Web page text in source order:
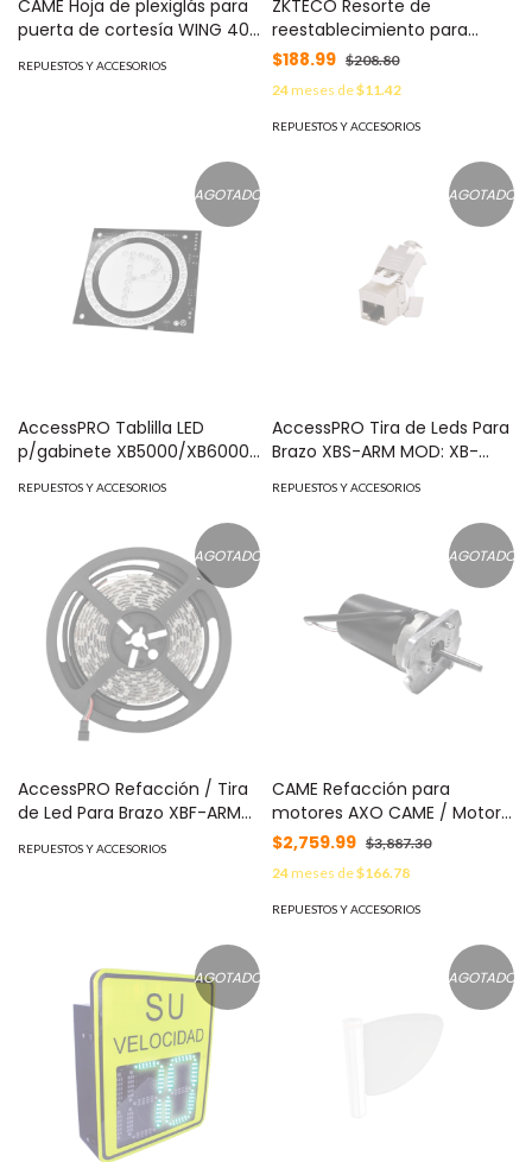
CAME Hoja de plexiglás para
puerta de cortesía WING 40
10 mm / Producto bajo
REPUESTOS Y ACCESORIOS
ZKTECO Resorte de
reestablecimiento para
XT1000/XT1000PRO/XT5000/
MOD: ZK-TSA-54
$188.99 $208.80
24meses de$11.42
REPUESTOS Y ACCESORIOS
AGOTADO
AccessPRO Tablilla LED
p/gabinete XB5000/XB6000
REPUESTOS Y ACCESORIOS
AGOTADO
AccessPRO Tira de Leds Para
Brazo XBS-ARM MOD: XB-
REPUESTOS Y ACCESORIOS
AGOTADO
AccessPRO Refacción / Tira
de Led Para Brazo XBF-ARM-
REPUESTOS Y ACCESORIOS
AGOTADO
CAME Refacción para
motores AXO CAME / Motor
eléctrico con encoder MOD:
$2,759.99 $3,887.30
24meses de$166.78
REPUESTOS Y ACCESORIOS
AGOTADO AGOTADO